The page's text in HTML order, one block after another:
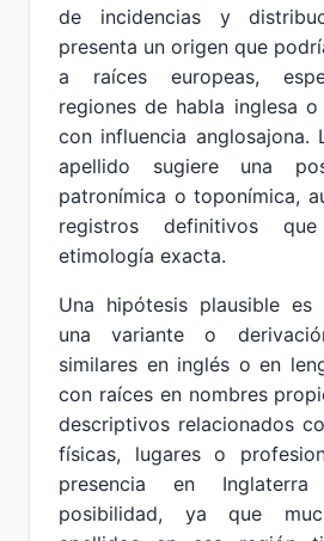
de incidencias y
presenta un origen que
a raíces europeas,
regiones de habla inglesa
con influencia anglosajona.
apellido sugiere una
patronímica o toponímica,
registros definitivos
etimología exacta.
Una hipótesis plausible es
una variante o
similares en inglés o en
con raíces en nombres
descriptivos relacionados
físicas, lugares o
presencia en
posibilidad, ya que